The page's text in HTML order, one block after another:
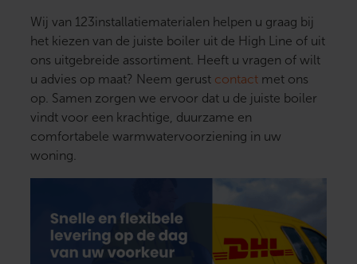
Wij van 123installatiematerialen helpen u graag bij
het kiezen van de juiste boiler uit de High Line of uit
ons uitgebreide assortiment. Heeft u vragen of wilt
u advies op maat? Neem gerust contact met ons
op. Samen zorgen we ervoor dat u de juiste boiler
vindt voor een krachtige, duurzame en
comfortabele warmwatervoorziening in uw
woning.